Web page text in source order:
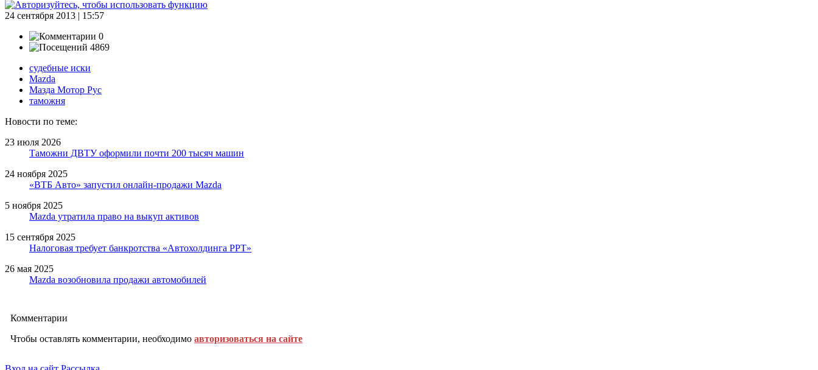
24 сентября 2013 | 15:57
0
4869
судебные иски
Mazda
Мазда Мотор Рус
таможня
Новости по теме:
23 июля 2026
Таможни ДВТУ оформили почти 200 тысяч машин
24 ноября 2025
«ВТБ Авто» запустил онлайн-продажи Mazda
5 ноября 2025
Мazda утратила право на выкуп активов
15 сентября 2025
Налоговая требует банкротства «Автохолдинга РРТ»
26 мая 2025
Mazda возобновила продажи автомобилей
Комментарии
Чтобы оставлять комментарии, необходимо авторизоваться на сайте